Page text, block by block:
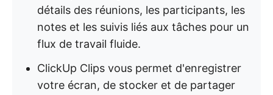
détails des réunions, les participants, les
notes et les suivis liés aux tâches pour un
flux de travail fluide.
ClickUp Clips vous permet d'enregistrer
votre écran, de stocker et de partager